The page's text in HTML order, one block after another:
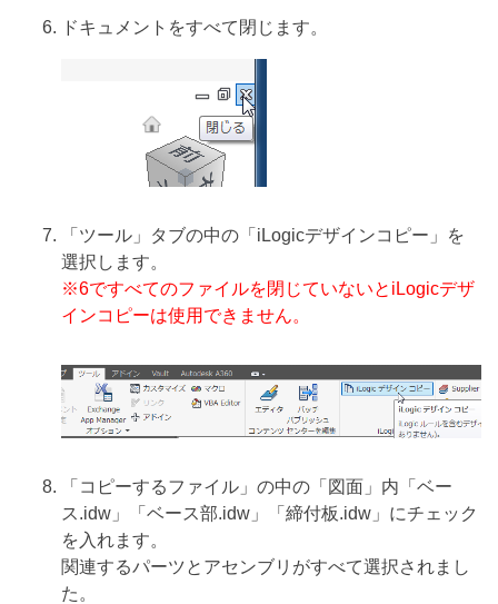
ドキュメントをすべて閉じます。
「ツール」タブの中の「iLogicデザインコピー」を
選択します。
※6ですべてのファイルを閉じていないとiLogicデザ
インコピーは使用できません。
「コピーするファイル」の中の「図面」内「ベー
ス.idw」「ベース部.idw」「締付板.idw」にチェック
を入れます。
関連するパーツとアセンブリがすべて選択されまし
た。